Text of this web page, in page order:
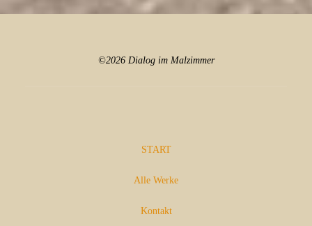
©2026 Dialog im Malzimmer
START
Alle Werke
Kontakt